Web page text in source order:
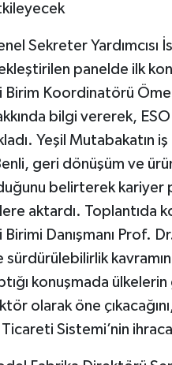
Sekreter Yardımcısı
panelde ilk
Birim Koordinatörü
bilgi vererek,
Yeşil Mutabakatın
geri dönüşüm ve
belirterek kariyer
aktardı. Toplantıda
Danışmanı Prof.
sürdürülebilirlik
konuşmada
olarak öne
Sistemi’nin